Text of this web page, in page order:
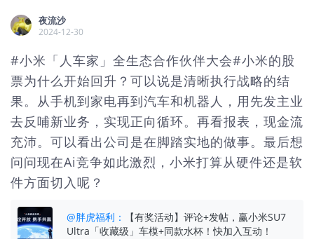
夜流沙
2024-12-30
#小米「人车家」全生态合作伙伴大会#小米的股
票为什么开始回升？可以说是清晰执行战略的结
果。从手机到家电再到汽车和机器人，用先发主业
去反哺新业务，实现正向循环。再看报表，现金流
充沛。可以看出公司是在脚踏实地的做事。最后想
问问现在Ai竞争如此激烈，小米打算从硬件还是软
件方面切入呢？
@胖虎福利 ：
【有奖活动】评论+发帖，赢小米SU7
Ultra「收藏级」车模+同款水杯！快加入互动！